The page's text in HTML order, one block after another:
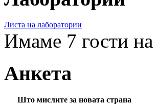
Листа на лаборатории
Имаме 7 гости
Анкета
Што мислите за новата страна